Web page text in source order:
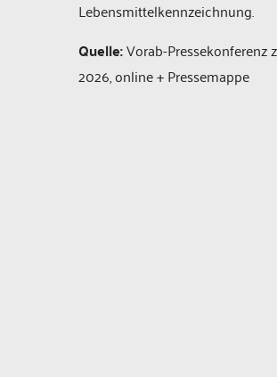
Lebensmittelkennzeichnung.
Quelle:Vorab-Pressekonferenz
2026, online + Pressemappe